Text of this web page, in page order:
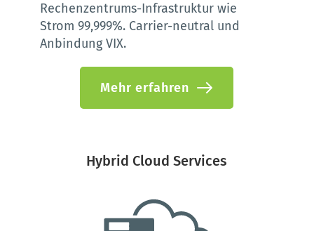
Rechenzentrums-Infrastruktur wie
Strom 99,999%. Carrier-neutral und
Anbindung VIX.
Mehr erfahren
Hybrid Cloud Services